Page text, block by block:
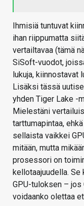
Ihmisiä tuntuvat
ihan riippumatta
vertailtavaa (tämä
SiSoft-vuodot,
lukuja, kiinnostavat
Lisäksi tässä
yhden Tiger Lake -
Mielestäni
tarttumapintaa,
sellaista vaikkei
mitään, mutta
prosessori on
kellotaajuudella.
GPU-tuloksen – jos
voidaanko olettaa